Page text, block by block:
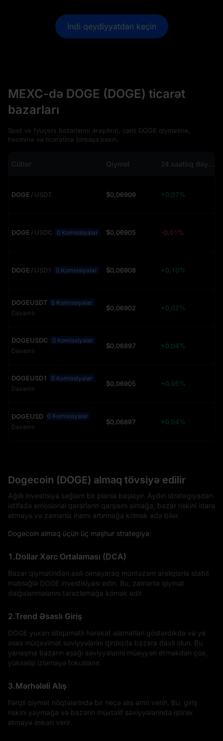
İndi qeydiyyatdan keçin
MEXC-də DOGE (DOGE) ticarət
bazarları
Spot və fyuçers bazarlarını araşdırın, canlı DOGE qiymətinə,
həcminə və ticarətinə birbaşa baxın.
Cütlər Qiymət 24 saatlıq dəyişiklik
DOGE / USDT $0,06909 +0,07%
DOGE / USDC 0 Komissiyalar $0,06905 -0,01%
DOGE / USD1 0 Komissiyalar $0,06908 +0,10%
DOGEUSDT 0 Komissiyalar
Davamlı
$0,06902 +0,02%
DOGEUSDC 0 Komissiyalar
Davamlı
$0,06897 +0,04%
DOGEUSD1
0 Komissiyalar
Davamlı
$0,06905 +0,05%
DOGEUSD 0 Komissiyalar
Davamlı
$0,06897 +0,04%
Dogecoin (DOGE) almaq tövsiyə edilir
Ağıllı investisiya sağlam bir planla başlayır. Aydın strategiyadan
istifadə emosional qərarların qarşısını almağa, bazar riskini idarə
etməyə və zamanla inamı artırmağa kömək edə bilər.
Dogecoin almaq üçün üç məşhur strategiya:
1.Dollar Xərc Ortalaması (DCA)
Bazar qiymətindən asılı olmayaraq müntəzəm aralıqlarla stabil
məbləğlə DOGE investisiyası edin. Bu, zamanla qiymət
dalğalanmalarını tarazlamağa kömək edir.
2.Trend Əsaslı Giriş
DOGE yuxarı istiqamətli hərəkət əlamətləri göstərdikdə və ya
əsas müqavimət səviyyələrini qırdıqda bazara daxil olun. Bu
yanaşma bazarın aşağı səviyyələrini müəyyən etməkdən çox,
yüksəlişi izləməyə fokuslanır.
3.Mərhələli Alış
Fərqli qiymət nöqtələrində bir neçə alış əmri verin. Bu, giriş
riskini yaymağa və bazarın müxtəlif səviyyələrində iştirak
etməyə imkan verir.